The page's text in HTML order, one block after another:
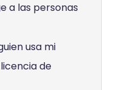
a las personas
usa mi
de